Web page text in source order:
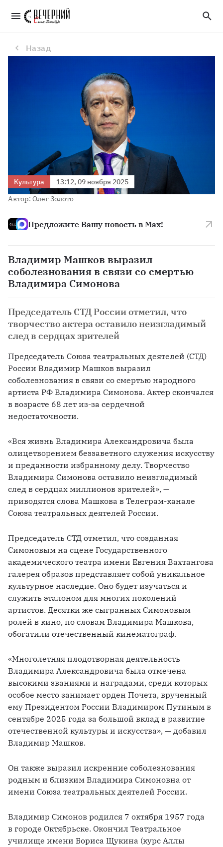
Владимир Машков выразил соболезнования в связи со смертью Владимира Симонова
Назад
Культура
13:12, 09 ноября 2025
Автор: Олег Золото
Предложите Вашу новость в Max!
Владимир Машков выразил
соболезнования в связи со смертью
Владимира Симонова
Председатель СТД России отметил, что
творчество актера оставило неизгладимый
след в сердцах зрителей
Председатель Союза театральных деятелей (СТД)
России Владимир Машков выразил
соболезнования в связи со смертью народного
артиста РФ Владимира Симонова. Актер скончался
в возрасте 68 лет из-за сердечной
недостаточности.
«Вся жизнь Владимира Александровича была
олицетворением беззаветного служения искусству
и преданности избранному делу. Творчество
Владимира Симонова оставило неизгладимый
след в сердцах миллионов зрителей», —
приводятся слова Машкова в Телеграм-канале
Союза театральных деятелей России.
Председатель СТД отметил, что созданная
Симоновым на сцене Государственного
академического театра имени Евгения Вахтангова
галерея образов представляет собой уникальное
культурное наследие. Оно будет изучаться и
служить эталоном для многих поколений
артистов. Десятки же сыгранных Симоновым
ролей в кино, по словам Владимира Машкова,
обогатили отечественный кинематограф.
«Многолетняя плодотворная деятельность
Владимира Александровича была отмечена
высокими званиями и наградами, среди которых
особое место занимает орден Почета, врученный
ему Президентом России Владимиром Путиным в
сентябре 2025 года за большой вклад в развитие
отечественной культуры и искусства», — добавил
Владимир Машков.
Он также выразил искренние соболезнования
родным и близким Владимира Симоновна от
имени Союза театральных деятелей России.
Владимир Симонов родился 7 октября 1957 года
в городе Октябрьске. Окончил Театральное
училище имени Бориса Щукина (курс Аллы